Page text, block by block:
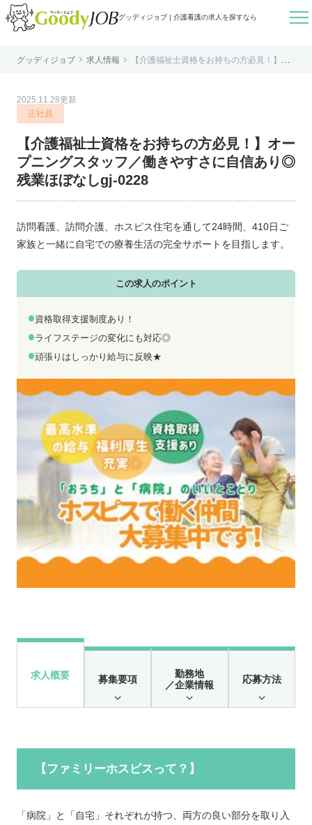
グッディジョブ | 介護看護の求人を探すなら 
はじめての方へ
個人情報保護方針
利用規約
お知らせ
お問い合わせ
お電話でのお問い合わせ
平日 9:00～18:00
0800-555-1109
グッディジョブ  求人情報 
【介護福祉士資格をお持ちの方必見！】オ
2025.11.28更新
正社員
【介護福祉士資格をお持ちの方必見！】オー
プニングスタッフ／働きやすさに自信あり◎
残業ほぼなしgj-0228
訪問看護、訪問介護、ホスピス住宅を通して24時間、410日ご
家族と一緒に自宅での療養生活の完全サポートを目指します。
この求人のポイント
資格取得支援制度あり！
ライフステージの変化にも対応◎
頑張りはしっかり給与に反映★
求人概要 募集要項
勤務地
／企業情報
応募方法
【ファミリーホスピスって？】
「病院」と「自宅」それぞれが持つ、両方の良い部分を取り入